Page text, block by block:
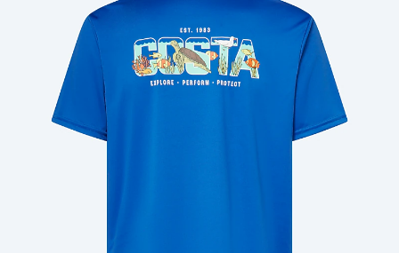
Cantidad:
Precio: Sin cargo
Cantidad: